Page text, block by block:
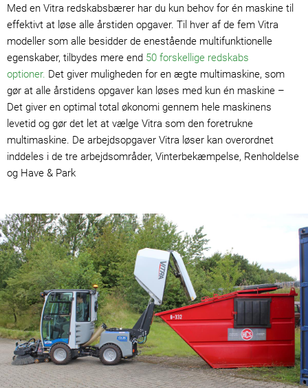
Med en Vitra redskabsbærer har du kun behov for én maskine til
effektivt at løse alle årstiden opgaver. Til hver af de fem Vitra
modeller som alle besidder de enestående multifunktionelle
egenskaber, tilbydes mere end 50 forskellige redskabs
optioner. Det giver muligheden for en ægte multimaskine, som
gør at alle årstidens opgaver kan løses med kun én maskine –
Det giver en optimal total økonomi gennem hele maskinens
levetid og gør det let at vælge Vitra som den foretrukne
multimaskine. De arbejdsopgaver Vitra løser kan overordnet
inddeles i de tre arbejdsområder, Vinterbekæmpelse, Renholdelse
og Have & Park